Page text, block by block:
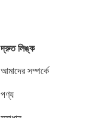
দ্রুত লিঙ্ক
আমাদের সম্পর্কে
পণ্য